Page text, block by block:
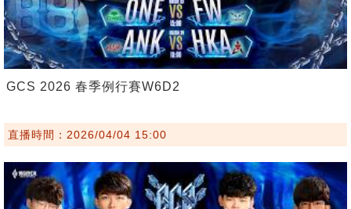
GCS 2026 春季例行賽W6D2
直播時間：2026/04/04 15:00